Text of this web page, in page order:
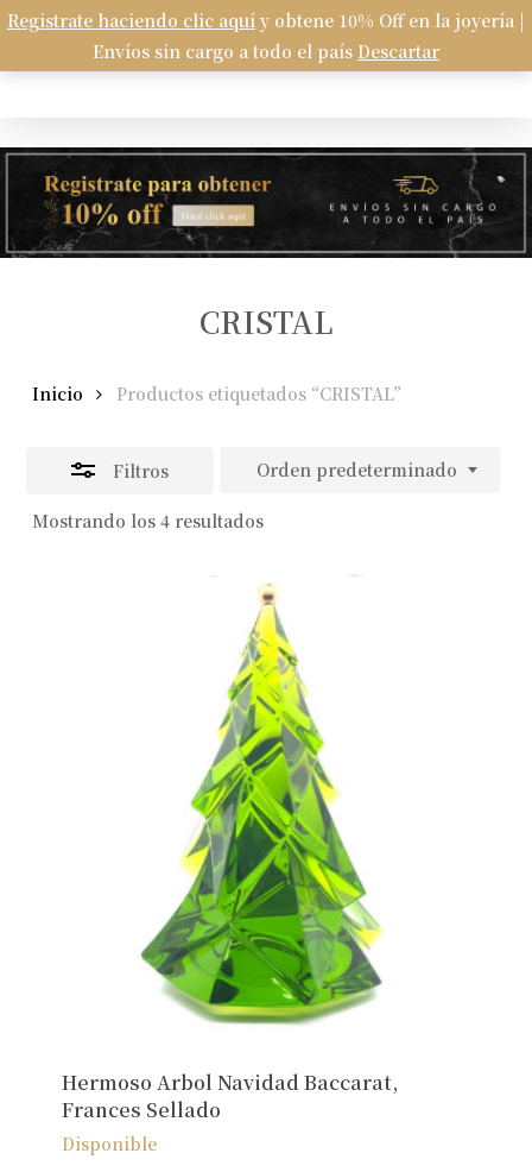
Registrate haciendo clic aquí y obtene 10% Off en la joyería |
Envíos sin cargo a todo el país Descartar
Skip
main
search
Carrito Cart
CRISTAL
Inicio Productos etiquetados “CRISTAL”
Filtros
Mostrando los 4 resultados
Orden predeterminado
Hermoso Arbol Navidad Baccarat,
Frances Sellado
Disponible